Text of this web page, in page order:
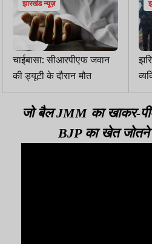
झारखंड न्यूज़
चाईबासा: सीआरपीएफ जवान
की ड्यूटी के दौरान मौत
जो बैल JMM का खाकर-
BJP का खेत जोतने